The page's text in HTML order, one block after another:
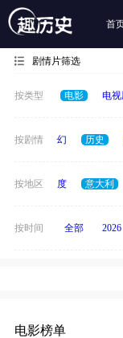
首
剧情片筛选
按类型 电影 电视
按剧情
动作 奇幻 历史
按地区
泰国 印度 意大利
按时间 全部 2026
电影榜单